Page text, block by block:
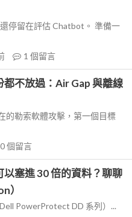
停留在評估 Chatbot。 準備一
1 個留言
不放過：Air Gap 與離線
的勒索軟體攻擊，第一個目標
0個留言
塞進 30 倍的資料？聊聊
）
PowerProtect DD 系列）...